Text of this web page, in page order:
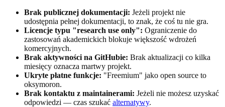
Brak publicznej dokumentacji: Jeżeli projekt nie
udostępnia pełnej dokumentacji, to znak, że coś tu nie gra.
Licencje typu "research use only": Ograniczenie do
zastosowań akademickich blokuje większość wdrożeń
komercyjnych.
Brak aktywności na GitHubie: Brak aktualizacji co kilka
miesięcy oznacza martwy projekt.
Ukryte płatne funkcje: "Freemium" jako open source to
oksymoron.
Brak kontaktu z maintainerami: Jeżeli nie możesz uzyskać
odpowiedzi — czas szukać alternatywy.